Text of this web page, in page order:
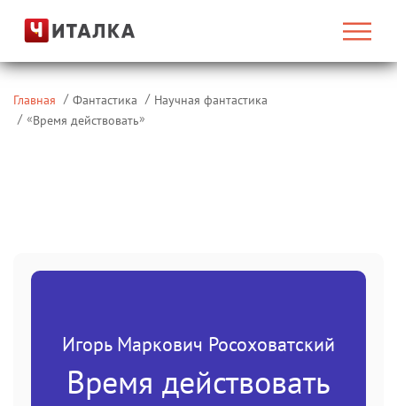
Главная Фантастика
Научная фантастика
«Время действовать»
Игорь Маркович Росоховатский
Время действовать